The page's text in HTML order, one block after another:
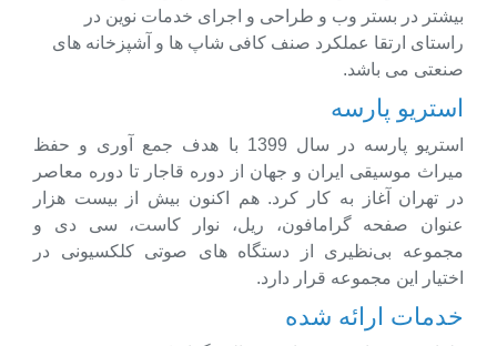
بیشتر در بستر وب و طراحی و اجرای خدمات نوین در
راستای ارتقا عملکرد صنف کافی شاپ ها و آشپزخانه های
صنعتی می باشد.
استریو پارسه
استریو پارسه در سال 1399 با هدف جمع آوری و حفظ
میراث موسیقی ایران و جهان از دوره قاجار تا دوره معاصر
در تهران آغاز به کار کرد. هم اکنون بیش از بیست هزار
عنوان صفحه گرامافون، ریل، نوار کاست، سی دی و
مجموعه بی‌نظیری از دستگاه های صوتی کلکسیونی در
اختیار این مجموعه قرار دارد.
خدمات ارائه شده